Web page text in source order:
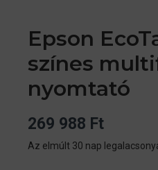
Epson
színes
nyomtató
269 988 Ft
Az elmúlt 30 nap